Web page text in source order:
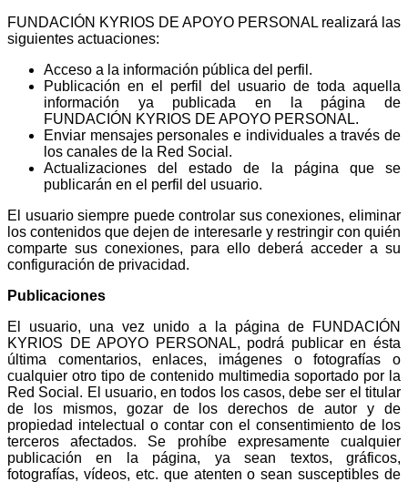
FUNDACIÓN KYRIOS DE APOYO PERSONAL realizará las
siguientes actuaciones:
Acceso a la información pública del perfil.
Publicación en el perfil del usuario de toda aquella
información ya publicada en la página de
FUNDACIÓN KYRIOS DE APOYO PERSONAL.
Enviar mensajes personales e individuales a través de
los canales de la Red Social.
Actualizaciones del estado de la página que se
publicarán en el perfil del usuario.
El usuario siempre puede controlar sus conexiones, eliminar
los contenidos que dejen de interesarle y restringir con quién
comparte sus conexiones, para ello deberá acceder a su
configuración de privacidad.
Publicaciones
El usuario, una vez unido a la página de FUNDACIÓN
KYRIOS DE APOYO PERSONAL, podrá publicar en ésta
última comentarios, enlaces, imágenes o fotografías o
cualquier otro tipo de contenido multimedia soportado por la
Red Social. El usuario, en todos los casos, debe ser el titular
de los mismos, gozar de los derechos de autor y de
propiedad intelectual o contar con el consentimiento de los
terceros afectados. Se prohíbe expresamente cualquier
publicación en la página, ya sean textos, gráficos,
fotografías, vídeos, etc. que atenten o sean susceptibles de